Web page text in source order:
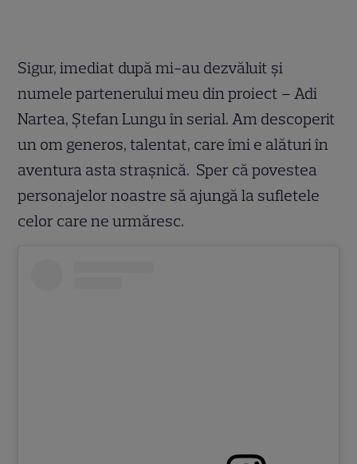
Sigur, imediat după mi-au dezvăluit şi
numele partenerului meu din proiect – Adi
Nartea, Ştefan Lungu în serial. Am descoperit
un om generos, talentat, care îmi e alături în
aventura asta straşnică. Sper că povestea
personajelor noastre să ajungă la sufletele
celor care ne urmăresc.